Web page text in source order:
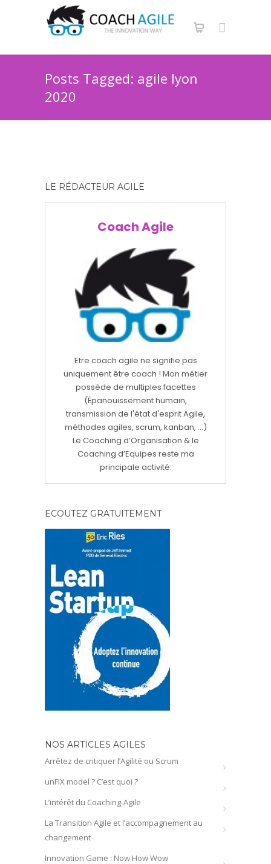
Posts Tagged: agile lyon
2020
LE RÉDACTEUR AGILE
Coach Agile
Etre coach agile ne signifie pas
uniquement être coach ! Mon métier
possède de multiples facettes
(Épanouissement humain,
transmission de l'état d'esprit Agile,
méthodes agiles, scrum, kanban, ...)
Le Coaching d’Organisation & le
Coaching d’Equipes reste ma
principale activité.
ECOUTEZ GRATUITEMENT
NOS ARTICLES AGILES
Arrêtez de critiquer l’Agilité ou Scrum
unFIX model ? C’est quoi ?
L’intérêt du Coaching-Agile
La Transition Agile et l’accompagnement au
changement
Innovation Game : Now How Wow